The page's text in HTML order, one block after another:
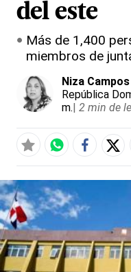
del este
Más de 1,400
miembros de
Niza Campos
República
m.| 2 min de